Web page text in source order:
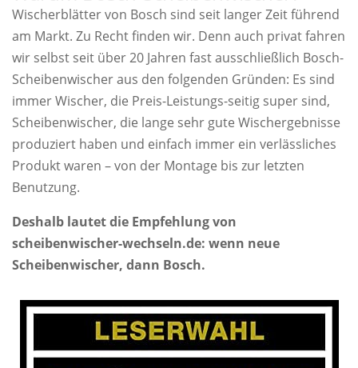
Wischerblätter von Bosch sind seit langer Zeit führend
am Markt. Zu Recht finden wir. Denn auch privat fahren
wir selbst seit über 20 Jahren fast ausschließlich Bosch-
Scheibenwischer aus den folgenden Gründen: Es sind
immer Wischer, die Preis-Leistungs-seitig super sind,
Scheibenwischer, die lange sehr gute Wischergebnisse
produziert haben und einfach immer ein verlässliches
Produkt waren – von der Montage bis zur letzten
Benutzung.
Deshalb lautet die Empfehlung von
scheibenwischer-wechseln.de: wenn neue
Scheibenwischer, dann Bosch.